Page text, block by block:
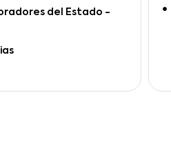
del Estado -